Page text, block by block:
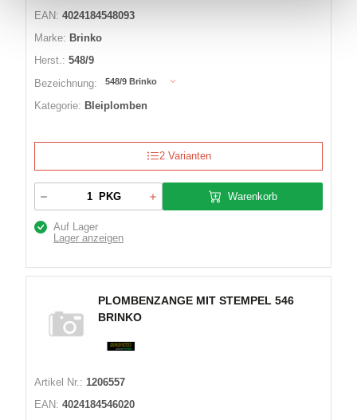
EAN: 4024184548093
Marke: Brinko
Herst.: 548/9
Bezeichnung:
548/9 Brinko
Kategorie: Bleiplomben
2 Varianten
PKG Warenkorb
Auf Lager
Lager anzeigen
PLOMBENZANGE MIT STEMPEL 546
BRINKO
Artikel Nr.: 1206557
EAN: 4024184546020